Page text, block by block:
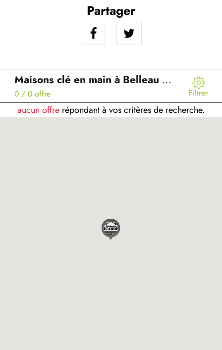
Partager
Maisons clé en main à Belleau (02)
0 / 0 offre Filtrer
aucun offre répondant à vos critères de recherche.